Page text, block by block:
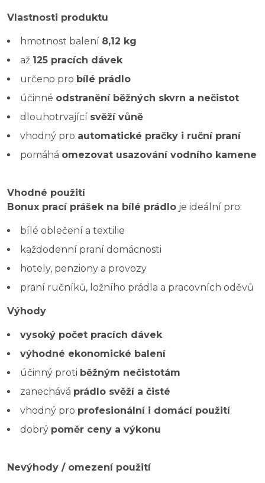
Vlastnosti produktu
hmotnost balení 8,12 kg
až 125 pracích dávek
určeno pro bílé prádlo
účinné odstranění běžných skvrn a nečistot
dlouhotrvající svěží vůně
vhodný pro automatické pračky i ruční praní
pomáhá omezovat usazování vodního kamene
Vhodné použití
Bonux prací prášek na bílé prádlo je ideální pro:
bílé oblečení a textilie
každodenní praní domácnosti
hotely, penziony a provozy
praní ručníků, ložního prádla a pracovních oděvů
Výhody
vysoký počet pracích dávek
výhodné ekonomické balení
účinný proti běžným nečistotám
zanechává prádlo svěží a čisté
vhodný pro profesionální i domácí použití
dobrý poměr ceny a výkonu
Nevýhody / omezení použití